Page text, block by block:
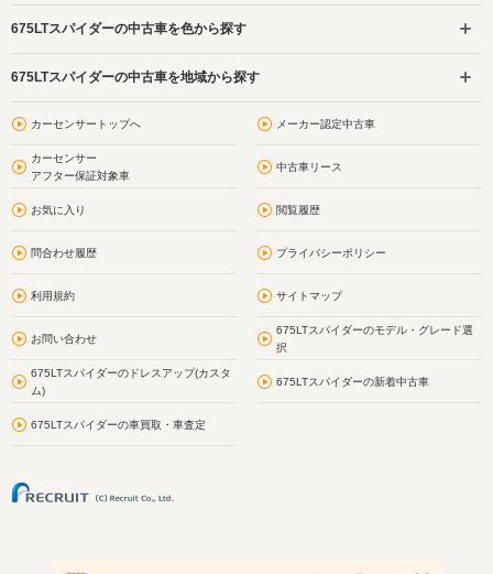
675LTスパイダーの中古車を色から探す
675LTスパイダーの中古車を地域から探す
カーセンサートップへ メーカー認定中古車
カーセンサー
アフター保証対象車
中古車リース
お気に入り 閲覧履歴
問合わせ履歴 プライバシーポリシー
利用規約 サイトマップ
お問い合わせ
675LTスパイダーのモデル・グレード選
択
675LTスパイダーのドレスアップ(カスタ
ム)
675LTスパイダーの新着中古車
675LTスパイダーの車買取・車査定